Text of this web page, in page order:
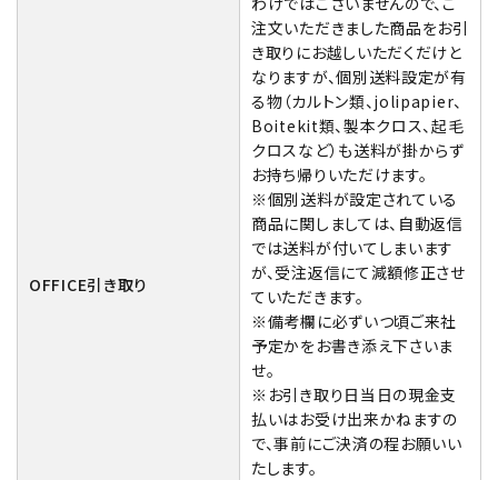
OFFICE引き取り
注文いただきました商品をお引
き取りにお越しいただくだけと
なりますが、個別送料設定が有
る物（カルトン類、jolipapier、
Boitekit類、製本クロス、起毛
クロスなど）も送料が掛からず
お持ち帰りいただけます。
※個別送料が設定されている
商品に関しましては、自動返信
では送料が付いてしまいます
が、受注返信にて減額修正させ
ていただきます。
※備考欄に必ずいつ頃ご来社
予定かをお書き添え下さいま
せ。
※お引き取り日当日の現金支
払いはお受け出来かねますの
で、事前にご決済の程お願いい
たします。